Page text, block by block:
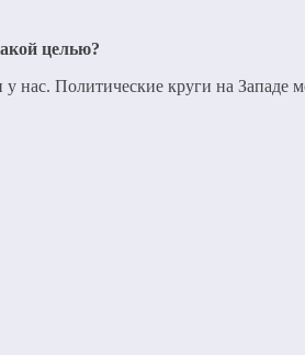
целью?
нас. Политические круги на Западе